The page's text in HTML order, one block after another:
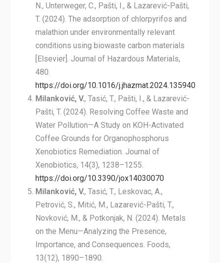
N., Unterweger, C., Pašti, I., & Lazarević-Pašti,
T. (2024). The adsorption of chlorpyrifos and
malathion under environmentally relevant
conditions using biowaste carbon materials
[Elsevier]. Journal of Hazardous Materials,
480.
https://doi.org/10.1016/j.jhazmat.2024.135940
Milanković, V., Tasić, T., Pašti, I., & Lazarević-
Pašti, T. (2024). Resolving Coffee Waste and
Water Pollution—A Study on KOH-Activated
Coffee Grounds for Organophosphorus
Xenobiotics Remediation. Journal of
Xenobiotics, 14(3), 1238–1255.
https://doi.org/10.3390/jox14030070
Milanković, V., Tasić, T., Leskovac, A.,
Petrović, S., Mitić, M., Lazarević-Pašti, T.,
Novković, M., & Potkonjak, N. (2024). Metals
on the Menu—Analyzing the Presence,
Importance, and Consequences. Foods,
13(12), 1890–1890.